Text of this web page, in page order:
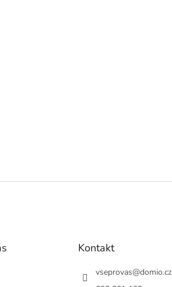
Kontakt
vseprovas@domio.cz